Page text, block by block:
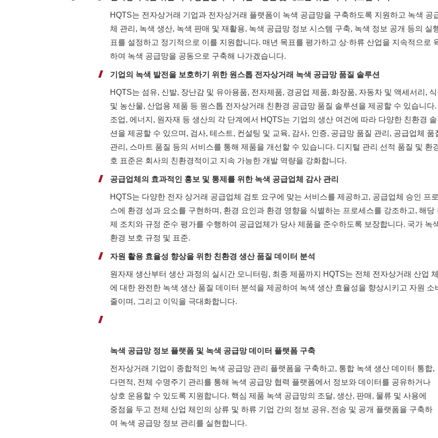
HQTS는 전자상거래 기업과 전자상거래 플랫폼이 녹색 공급망을 구축하도록 지원하고 녹색 공
체 관리, 녹색 생산, 녹색 판매 및 재활용, 녹색 공급망 정보 시스템 구축, 녹색 정보 공개 등의 실
표를 설정하고 정기적으로 이를 지원합니다. 매년 목표를 평가하고 상·하류 산업을 지속적으로
하여 녹색 공급망을 공동으로 구축해 나가겠습니다.
기업의 녹색 발전을 보호하기 위한 원스톱 전자상거래 녹색 공급망 품질 솔루션
HQTS는 섬유, 신발, 장난감 및 유아용품, 전자제품, 경공업 제품, 화장품, 자동차 및 액세서리,
및 농산물, 산업용 제품 등 원스톱 전자상거래 친환경 공급망 품질 솔루션을 제공할 수 있습니다.
조업, 에너지, 원자재 등 생산의 각 단계에서 HQTS는 기업의 생산 여건에 따라 다양한 친환경 솔
션을 제공할 수 있으며, 검사, 테스트, 컨설팅 및 교육, 감사, 인증, 공급망 품질 관리, 공급업체 품
관리, 스마트 품질 등의 서비스를 통해 제품을 개선할 수 있습니다. 디지털 관리 선적 품질 및 환
호 표준은 회사의 친환경적이고 지속 가능한 개발 역량을 강화합니다.
공급업체의 효과적인 홍보 및 통제를 위한 녹색 공급업체 감사 관리
HQTS는 다양한 전자 상거래 공급업체 검토 요구에 맞는 서비스를 제공하고, 공급업체 승인 프
스에 환경 성과 요소를 구현하며, 환경 요인과 환경 영향을 식별하는 프로세스를 강조하고, 해당
제 조치와 규정 준수 평가를 수행하여 공급업체가 당사 제품을 준수하도록 보장합니다. 국가 녹
환경 보호 규정 및 표준.
자원 활용 효율성 향상을 위한 친환경 생산 품질 데이터 분석
원자재 생산부터 생산 과정의 실시간 모니터링, 최종 제품까지 HQTS는 전체 전자상거래 산업
에 대한 완전한 녹색 생산 품질 데이터 분석을 제공하여 녹색 생산 효율성을 향상시키고 자원 소
줄이며, 그리고 이익을 극대화합니다.
녹색 공급망 정보 플랫폼 및 녹색 공급망 데이터 플랫폼 구축
전자상거래 기업이 종합적인 녹색 공급망 관리 플랫폼을 구축하고, 통합 녹색 생산 데이터 통합,
다면적, 전체 수명주기 관리를 통해 녹색 공급망 협력 플랫폼에서 정보와 데이터를 공유하거나
상호 운용할 수 있도록 지원합니다. 핵심 제품 녹색 공급망의 조달, 생산, 판매, 물류 및 사용에
중점을 두고 전체 산업 체인의 상류 및 하류 기업 간의 정보 공유, 전송 및 공개 플랫폼을 구축하
여 녹색 공급망 정보 관리를 실현합니다.